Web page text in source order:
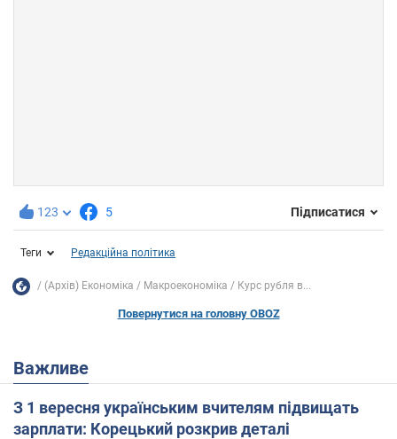
123 5 Підписатися
Теги Редакційна політика
(Архів) Економіка Mакроекономіка Курс рубля в...
Повернутися на головну OBOZ
Важливе
З 1 вересня українським вчителям підвищать
зарплати: Корецький розкрив деталі